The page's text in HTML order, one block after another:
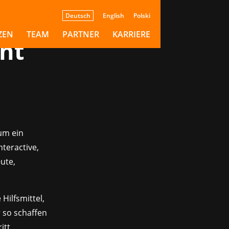
Deutsch English Polski
TEAM PARTNER KARRIERE
ein
Hilfsmittel,
schaffen